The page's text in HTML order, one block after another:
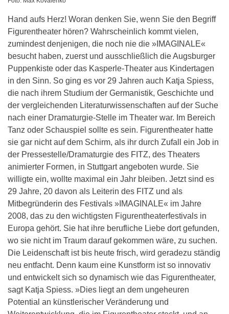
Hand aufs Herz! Woran denken Sie, wenn Sie den Begriff
Figurentheater hören? Wahrscheinlich kommt vielen,
zumindest denjenigen, die noch nie die »IMAGINALE«
besucht haben, zuerst und ausschließlich die Augsburger
Puppenkiste oder das Kasperle-Theater aus Kindertagen
in den Sinn. So ging es vor 29 Jahren auch Katja Spiess,
die nach ihrem Studium der Germanistik, Geschichte und
der vergleichenden Literaturwissenschaften auf der Suche
nach einer Dramaturgie-Stelle im Theater war. Im Bereich
Tanz oder Schauspiel sollte es sein. Figurentheater hatte
sie gar nicht auf dem Schirm, als ihr durch Zufall ein Job in
der Pressestelle/Dramaturgie des FITZ, des Theaters
animierter Formen, in Stuttgart angeboten wurde. Sie
willigte ein, wollte maximal ein Jahr bleiben. Jetzt sind es
29 Jahre, 20 davon als Leiterin des FITZ und als
Mitbegründerin des Festivals »IMAGINALE« im Jahre
2008, das zu den wichtigsten Figurentheaterfestivals in
Europa gehört. Sie hat ihre berufliche Liebe dort gefunden,
wo sie nicht im Traum darauf gekommen wäre, zu suchen.
Die Leidenschaft ist bis heute frisch, wird geradezu ständig
neu entfacht. Denn kaum eine Kunstform ist so innovativ
und entwickelt sich so dynamisch wie das Figurentheater,
sagt Katja Spiess. »Dies liegt an dem ungeheuren
Potential an künstlerischer Veränderung und